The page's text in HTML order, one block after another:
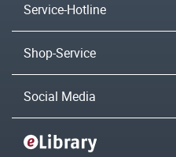
Service-Hotline
Shop-Service
Social Media